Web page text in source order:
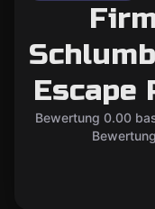
Escape
Bewertung 0.00